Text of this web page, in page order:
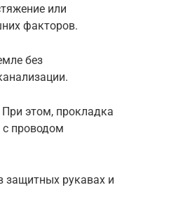
или
факторов.
без
этом, прокладка
с проводом
защитных рукавах и